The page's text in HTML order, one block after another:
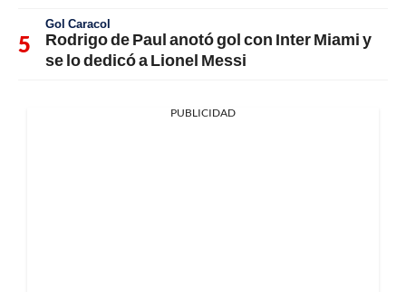
Gol Caracol
Rodrigo de Paul anotó gol con Inter Miami y
se lo dedicó a Lionel Messi
PUBLICIDAD